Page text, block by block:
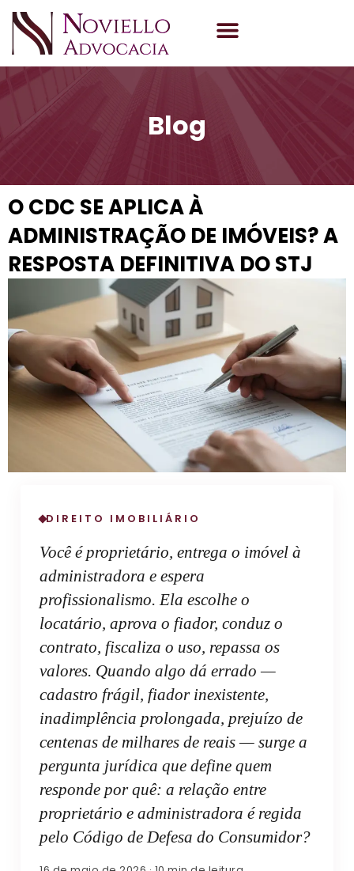
Blog
O CDC SE APLICA À
ADMINISTRAÇÃO DE IMÓVEIS? A
RESPOSTA DEFINITIVA DO STJ
DIREITO IMOBILIÁRIO
Você é proprietário, entrega o imóvel à
administradora e espera
profissionalismo. Ela escolhe o
locatário, aprova o fiador, conduz o
contrato, fiscaliza o uso, repassa os
valores. Quando algo dá errado —
cadastro frágil, fiador inexistente,
inadimplência prolongada, prejuízo de
centenas de milhares de reais — surge a
pergunta jurídica que define quem
responde por quê: a relação entre
proprietário e administradora é regida
pelo Código de Defesa do Consumidor?